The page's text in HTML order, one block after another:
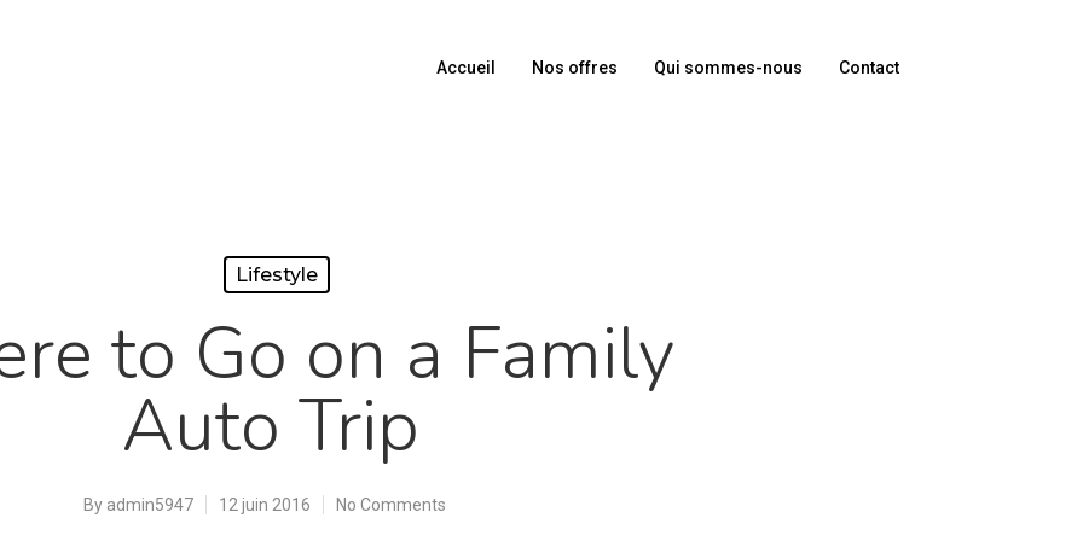
Accueil Nos offres Qui sommes-nous Contact
Lifestyle
to Go on a Family
Auto Trip
By admin5947 12 juin 2016 No Comments